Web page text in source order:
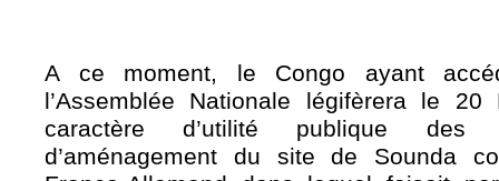
A ce moment, le Congo ayant
l’Assemblée Nationale légifèrera le
caractère d’utilité publique des
d’aménagement du site de Sounda